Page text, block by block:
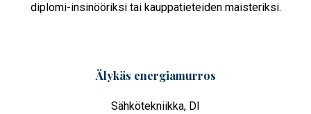
diplomi-insinööriksi tai kauppatieteiden maisteriksi.
Älykäs energiamurros
Sähkötekniikka, DI